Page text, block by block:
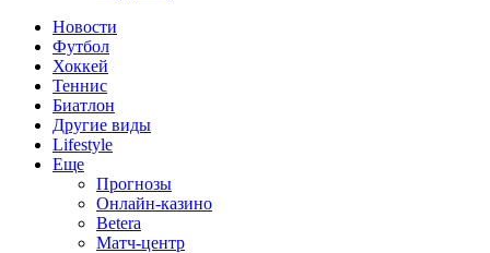
Новости
Футбол
Хоккей
Теннис
Биатлон
Другие виды
Lifestyle
Еще
Прогнозы
Онлайн-казино
Betera
Матч-центр